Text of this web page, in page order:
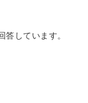
しています。